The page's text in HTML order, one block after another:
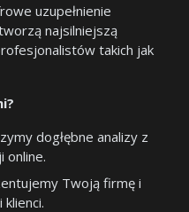
uzupełnienie
najsilniejszą
takich jak
dogłębne analizy z
online.
Twoją firmę i